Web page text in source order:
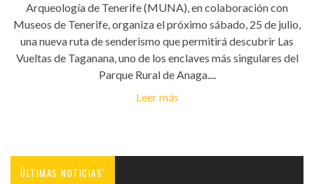
Arqueología de Tenerife (MUNA), en colaboración con
Museos de Tenerife, organiza el próximo sábado, 25 de julio,
una nueva ruta de senderismo que permitirá descubrir Las
Vueltas de Taganana, uno de los enclaves más singulares del
Parque Rural de Anaga....
Leer más
ÚLTIMAS NOTICIAS'